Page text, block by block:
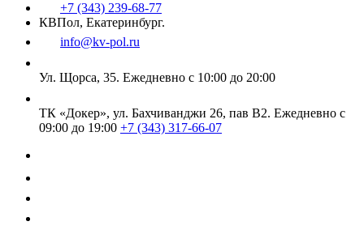
+7 (343) 239-68-77
КВПол, Екатеринбург.
info@kv-pol.ru
Ул. Щорса, 35. Ежедневно с 10:00 до 20:00
ТК «Докер», ул. Бахчиванджи 26, пав В2. Ежедневно с
09:00 до 19:00 +7 (343) 317-66-07